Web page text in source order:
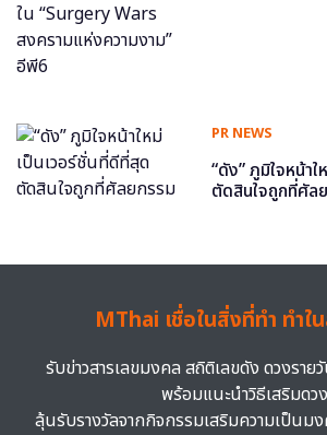
PR NEWS
“ดัง” ภูมิใจหน้า
ตัดสินใจถูกที่ศัล
MThai เชื่อในสิ่งที่ทำ ทำใ
รับข่าวสารเลขมงคล สถิติเลขดัง ดวงราย
พร้อมแนะนำวิธีเสริมดวง
ลุ้นรับรางวัลจากกิจกรรมเสริมความเป็นม